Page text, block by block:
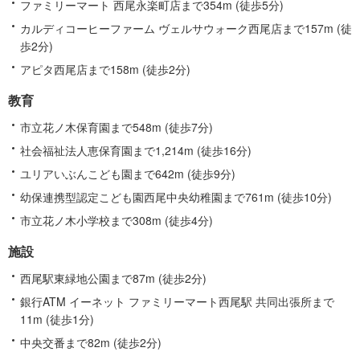
ファミリーマート 西尾永楽町店まで354m (徒歩5分)
カルディコーヒーファーム ヴェルサウォーク西尾店まで157m (徒
歩2分)
アピタ西尾店まで158m (徒歩2分)
教育
市立花ノ木保育園まで548m (徒歩7分)
社会福祉法人恵保育園まで1,214m (徒歩16分)
ユリアいぶんこども園まで642m (徒歩9分)
幼保連携型認定こども園西尾中央幼稚園まで761m (徒歩10分)
市立花ノ木小学校まで308m (徒歩4分)
施設
西尾駅東緑地公園まで87m (徒歩2分)
銀行ATM イーネット ファミリーマート西尾駅 共同出張所まで
11m (徒歩1分)
中央交番まで82m (徒歩2分)